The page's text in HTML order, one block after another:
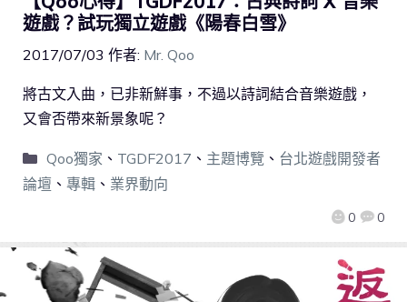
遊戲？試玩獨立遊戲《陽春白雪》
2017/07/03 作者: Mr. Qoo
0 0
將古文入曲，已非新鮮事，不過以詩詞結合音樂遊戲，
又會否帶來新景象呢？
Qoo獨家 、 TGDF2017 、 主題博覽 、 台北遊戲開發者
論壇 、 專輯 、 業界動向